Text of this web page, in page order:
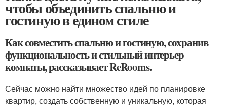
чтобы объединить спальню и
гостиную в едином стиле
Как совместить спальню и гостиную, сохранив
функциональность и стильный интерьер
комнаты, рассказывает ReRooms.
Сейчас можно найти множество идей по планировке
квартир, создать собственную и уникальную, которая